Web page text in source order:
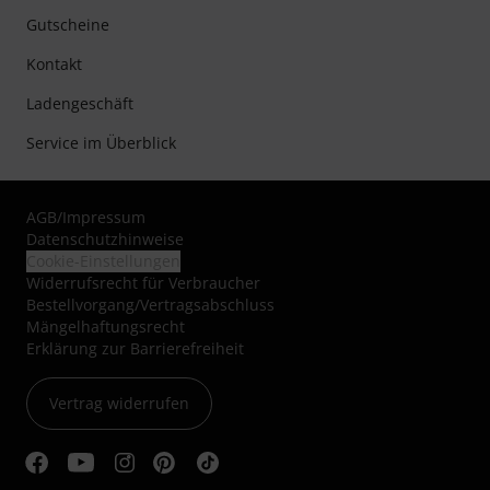
Gutscheine
Kontakt
Ladengeschäft
Service im Überblick
AGB/Impressum
Datenschutzhinweise
Widerrufsrecht für Verbraucher
Bestellvorgang/Vertragsabschluss
Mängelhaftungsrecht
Erklärung zur Barrierefreiheit
Vertrag widerrufen